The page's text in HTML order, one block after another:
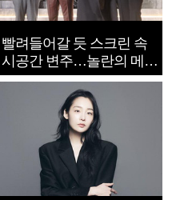
빨려들어갈 듯 스크린 속
시공간 변주…놀란의 메시
지는 ‘전쟁 속죄’